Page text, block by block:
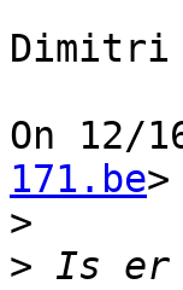
Dimitri
On 12/
171.be
>
> Is er